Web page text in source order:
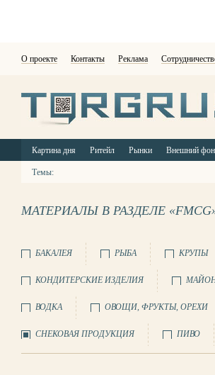
О проекте Контакты Реклама
Картина дня Ритейл Рынки Внешний фон
Темы:
МАТЕРИАЛЫ В РАЗДЕЛЕ
БАКАЛЕЯ РЫБА КРУПЫ
КОНДИТЕРСКИЕ ИЗДЕЛИЯ
ВОДКА ОВОЩИ, ФРУКТЫ, ОРЕХИ
СНЕКОВАЯ ПРОДУКЦИЯ ПИВО